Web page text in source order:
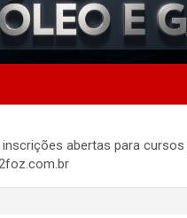
Gás | Últimas
a
vagas de
energia, setor
abertas para